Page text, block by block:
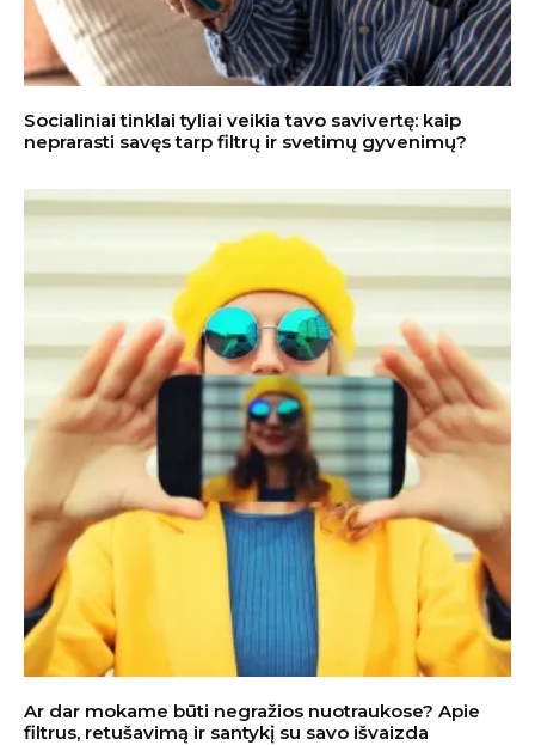
Socialiniai tinklai tyliai veikia tavo savivertę: kaip
neprarasti savęs tarp filtrų ir svetimų gyvenimų?
Ar dar mokame būti negražios nuotraukose? Apie
filtrus, retušavimą ir santykį su savo išvaizda